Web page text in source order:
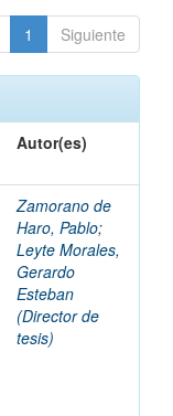
1 Siguiente
Autor(es)
Zamorano de
Haro, Pablo;
Leyte Morales,
Gerardo
Esteban
(Director de
tesis)